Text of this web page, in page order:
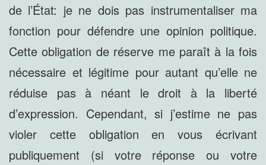
de l’État: je ne dois pas instrumentaliser ma
fonction pour défendre une opinion politique.
Cette obligation de réserve me paraît à la fois
nécessaire et légitime pour autant qu’elle ne
réduise pas à néant le droit à la liberté
d’expression. Cependant, si j’estime ne pas
violer cette obligation en vous écrivant
publiquement (si votre réponse ou votre